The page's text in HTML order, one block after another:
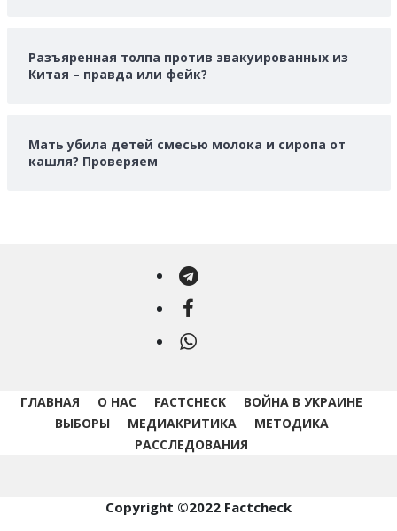
Разъяренная толпа против эвакуированных из
Китая – правда или фейк?
Мать убила детей смесью молока и сиропа от
кашля? Проверяем
Telegram
Facebook
WhatsApp
ГЛАВНАЯ О НАС FACTCHECK
ВОЙНА В УКРАИНЕ
ВЫБОРЫ
МЕДИАКРИТИКА
МЕТОДИКА
РАССЛЕДОВАНИЯ
Copyright ©2022 Factcheck